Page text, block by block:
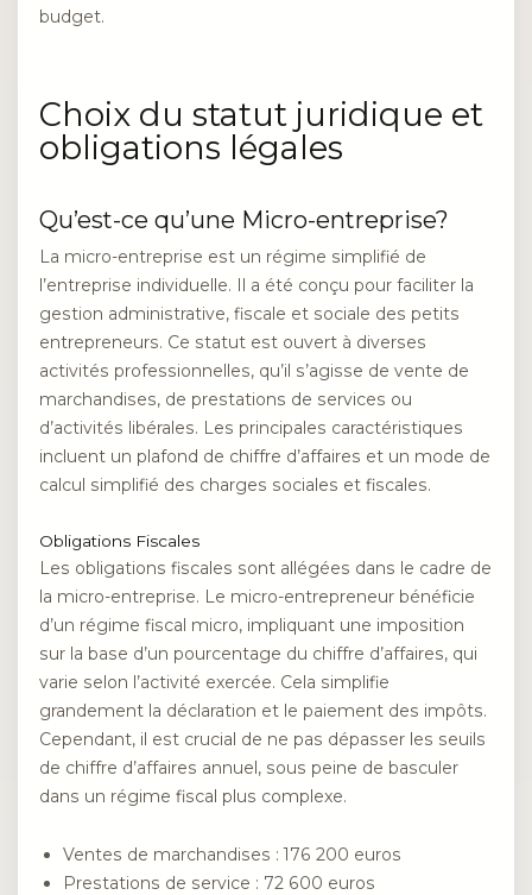
budget.
Choix du statut juridique et
obligations légales
Qu’est-ce qu’une Micro-entreprise?
La micro-entreprise est un régime simplifié de
l’entreprise individuelle. Il a été conçu pour faciliter la
gestion administrative, fiscale et sociale des petits
entrepreneurs. Ce statut est ouvert à diverses
activités professionnelles, qu’il s’agisse de vente de
marchandises, de prestations de services ou
d’activités libérales. Les principales caractéristiques
incluent un plafond de chiffre d’affaires et un mode de
calcul simplifié des charges sociales et fiscales.
Obligations Fiscales
Les obligations fiscales sont allégées dans le cadre de
la micro-entreprise. Le micro-entrepreneur bénéficie
d’un régime fiscal micro, impliquant une imposition
sur la base d’un pourcentage du chiffre d’affaires, qui
varie selon l’activité exercée. Cela simplifie
grandement la déclaration et le paiement des impôts.
Cependant, il est crucial de ne pas dépasser les seuils
de chiffre d’affaires annuel, sous peine de basculer
dans un régime fiscal plus complexe.
Ventes de marchandises : 176 200 euros
Prestations de service : 72 600 euros